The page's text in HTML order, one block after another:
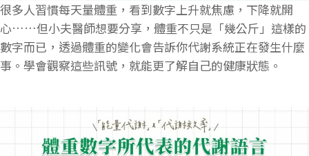
很多人習慣每天量體重，看到數字上升就焦慮，下降就開
心……但小夫醫師想要分享，體重不只是「幾公斤」這樣的
數字而已，透過體重的變化會告訴你代謝系統正在發生什麼
事。學會觀察這些訊號，就能更了解自己的健康狀態。